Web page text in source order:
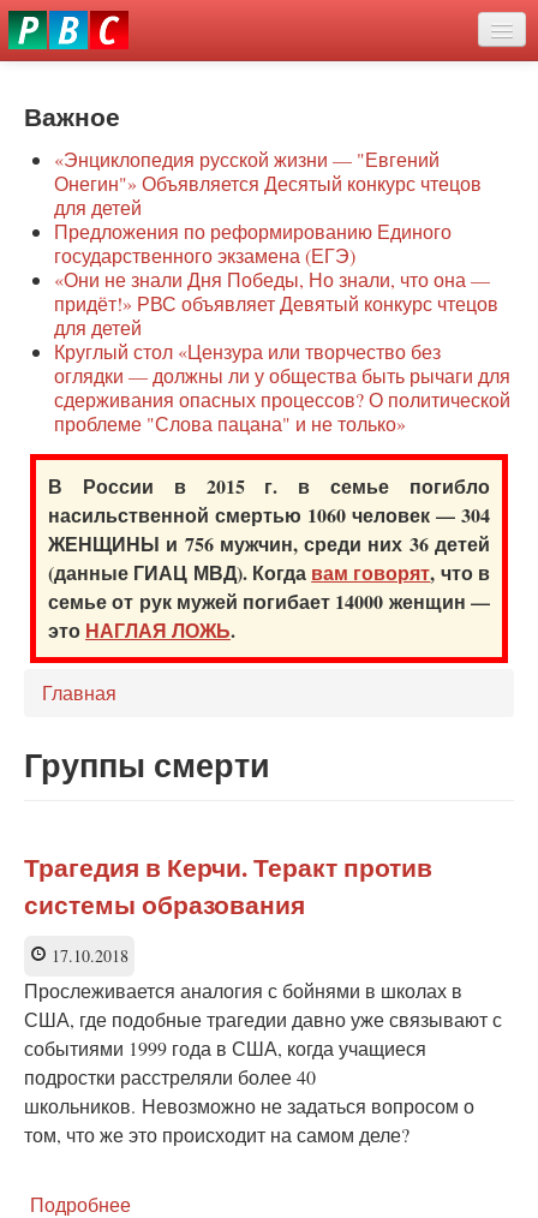
Перейти
к
О нас
Защита семей
Образование
Наше сопротивление
Регионы
Видео
Важное
«Энциклопедия русской жизни — "Евгений
Онегин"» Объявляется Десятый конкурс чтецов
для детей
Предложения по реформированию Единого
государственного экзамена (ЕГЭ)
«Они не знали Дня Победы, Но знали, что она —
придёт!» РВС объявляет Девятый конкурс чтецов
для детей
Круглый стол «Цензура или творчество без
оглядки — должны ли у общества быть рычаги для
сдерживания опасных процессов? О политической
проблеме "Слова пацана" и не только»
В России в 2015 г. в семье погибло
насильственной смертью 1060 человек — 304
ЖЕНЩИНЫ и 756 мужчин, среди них 36 детей
(данные ГИАЦ МВД). Когда вам говорят, что в
семье от рук мужей погибает 14000 женщин —
это НАГЛАЯ ЛОЖЬ.
Главная
Группы смерти
Трагедия в Керчи. Теракт против
системы образования
17.10.2018
Прослеживается аналогия с бойнями в школах в
США, где подобные трагедии давно уже связывают с
событиями 1999 года в США, когда учащиеся
подростки расстреляли более 40
школьников. Невозможно не задаться вопросом о
том, что же это происходит на самом деле?
Подробнее